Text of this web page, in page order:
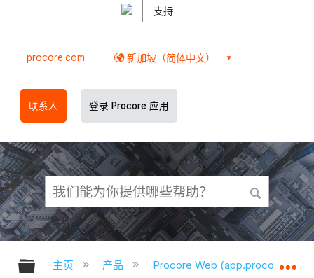
支持
procore.com 新加坡（简体中文）
联系人 登录 Procore 应用
扩展/隐缩全局层次
主页 产品 Procore Web